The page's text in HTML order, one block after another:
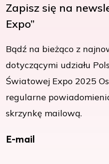
Zapisz się na
Expo”
Bądź na bieżąco z
dotyczącymi udziału
Światowej Expo 2025
regularne
skrzynkę mailową.
E-mail